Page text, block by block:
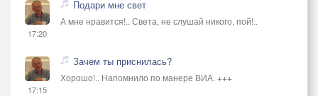
17:20
Подари мне свет
А мне нравится!.. Света, не слушай никого, пой!..
17:15
Зачем ты приснилась?
Хорошо!.. Напомнило по манере ВИА. +++